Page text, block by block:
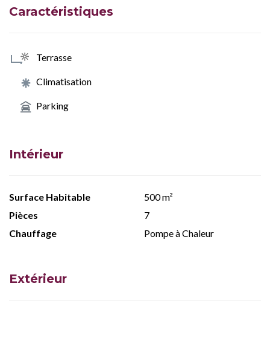
Caractéristiques
Terrasse
Climatisation
Parking
Intérieur
Surface Habitable
500 m²
Pièces
7
Chauffage
Pompe à Chaleur
Extérieur